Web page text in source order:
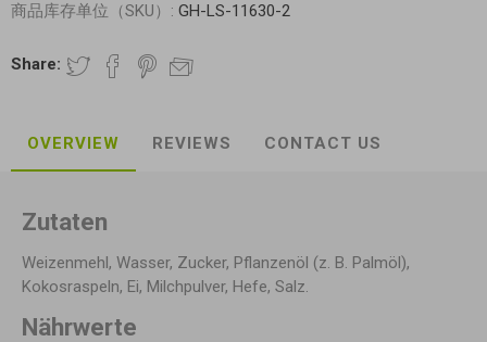
商品库存单位（SKU）: GH-LS-11630-2
Share:
OVERVIEW REVIEWS CONTACT US
Zutaten
Weizenmehl, Wasser, Zucker, Pflanzenöl (z. B. Palmöl),
Kokosraspeln, Ei, Milchpulver, Hefe, Salz.
Nährwerte